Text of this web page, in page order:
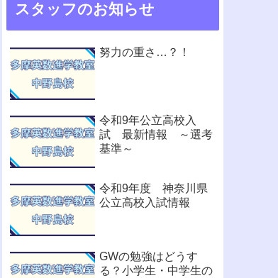
スタッフのお知らせ
努力の重さ…？！
令和9年公立高校入
試 最新情報 ～選考
基準～
令和9年度 神奈川県
公立高校入試情報
GWの勉強はどうす
る？小学生・中学生の